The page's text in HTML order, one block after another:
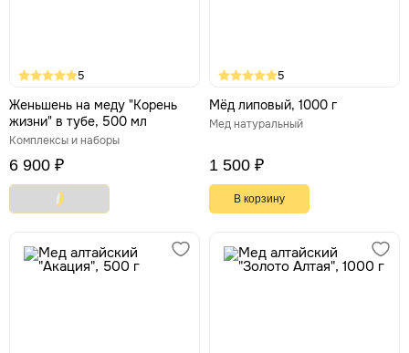
5
Женьшень на меду "Корень
жизни" в тубе, 500 мл
Комплексы и наборы
6 900 ₽
5
Мёд липовый, 1000 г
Мед натуральный
1 500 ₽
В корзину